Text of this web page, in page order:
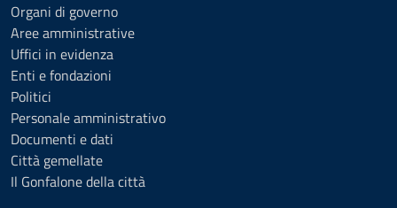
Organi di governo
Aree amministrative
Uffici in evidenza
Enti e fondazioni
Politici
Personale amministrativo
Documenti e dati
Città gemellate
Il Gonfalone della città